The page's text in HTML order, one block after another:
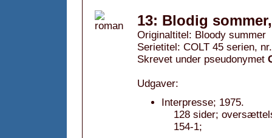
13: Blodig
Originaltitel: Bloody summer
Serietitel: COLT 45 serien,
Skrevet under pseudonymet
Udgaver:
Interpresse; 1975.
128 sider;
154-1;